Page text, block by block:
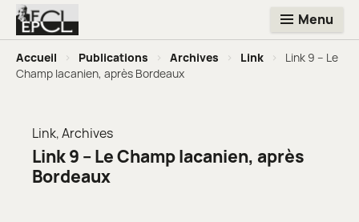
Menu
Accueil > Publications > Archives > Link >
Link 9 – Le
Champ lacanien, après Bordeaux
Link,Archives
Link 9 – Le Champ lacanien, après
Bordeaux